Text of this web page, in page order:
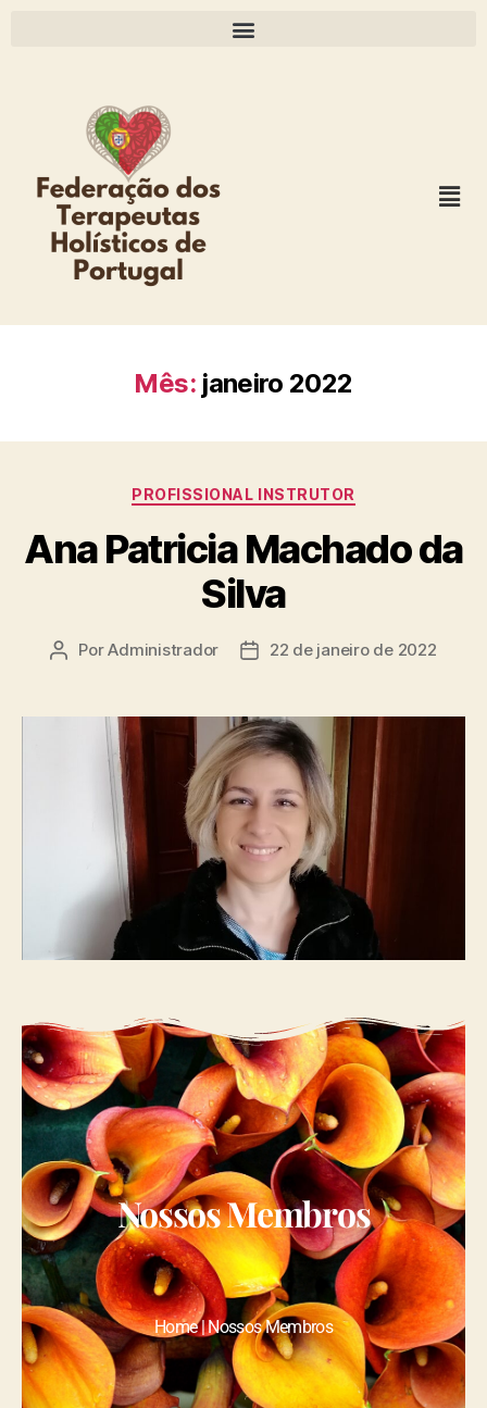
Mês: janeiro 2022
PROFISSIONAL INSTRUTOR
Ana Patricia Machado da
Silva
PorAdministrador 22 de janeiro de 2022
Nossos Membros
Home | Nossos Membros